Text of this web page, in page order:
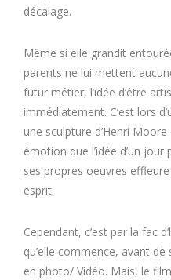
décalage.
Même si elle grandit
parents ne lui mettent
futur métier, l’idée d’être
immédiatement. C’est lors
une sculpture d’Henri
émotion que l’idée d’un
ses propres oeuvres
esprit.
Cependant, c’est par la fac
qu’elle commence, avant de
en photo/ Vidéo. Mais, le